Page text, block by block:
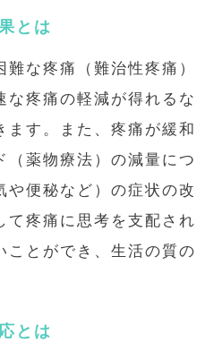
とは
な疼痛（難治性疼痛）
な疼痛の軽減が得れるな
ます。また、疼痛が緩和
（薬物療法）の減量につ
や便秘など）の症状の改
て疼痛に思考を支配され
ことができ、生活の質の
とは